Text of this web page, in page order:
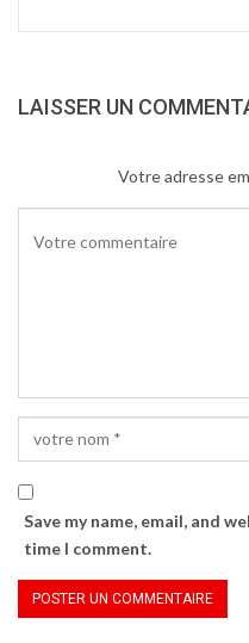
imprimer(ouvre
une
nouvelle
LAISSER UN
Votre adresse
Save my name, email, and
time I comment.